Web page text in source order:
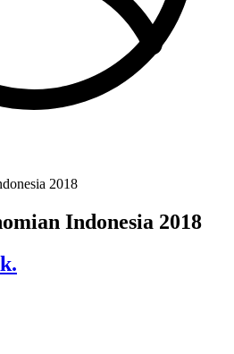
Indonesia 2018